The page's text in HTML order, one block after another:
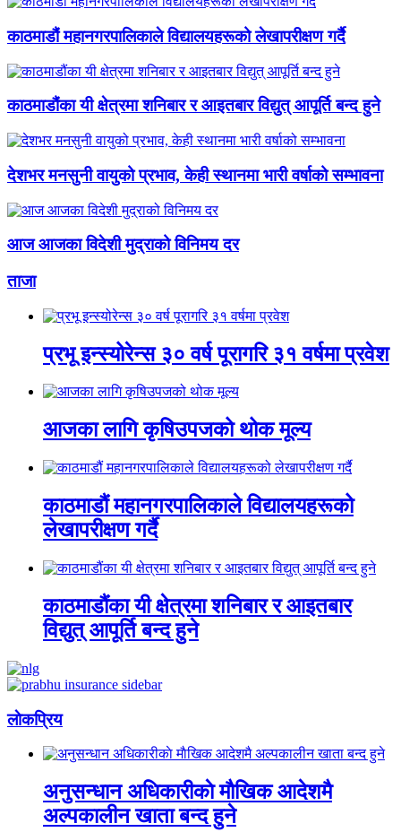
काठमाडौं महानगरपालिकाले विद्यालयहरूको लेखापरीक्षण गर्दै
काठमाडौंका यी क्षेत्रमा शनिबार र आइतबार विद्युत् आपूर्ति बन्द हुने
देशभर मनसुनी वायुको प्रभाव, केही स्थानमा भारी वर्षाको सम्भावना
आज आजका विदेशी मुद्राको विनिमय दर
ताजा
प्रभू इन्स्योरेन्स ३० वर्ष पूरागरि ३१ वर्षमा प्रवेश
आजका लागि कृषिउपजको थोक मूल्य
काठमाडौं महानगरपालिकाले विद्यालयहरूको
लेखापरीक्षण गर्दै
काठमाडौंका यी क्षेत्रमा शनिबार र आइतबार
विद्युत् आपूर्ति बन्द हुने
लाेकप्रिय
अनुसन्धान अधिकारीकाे माैखिक आदेशमै
अल्पकालीन खाता बन्द हुने